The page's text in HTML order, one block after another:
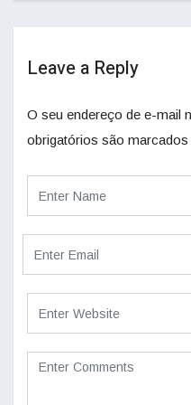
Leave a Reply
O seu endereço de e-mail
obrigatórios são